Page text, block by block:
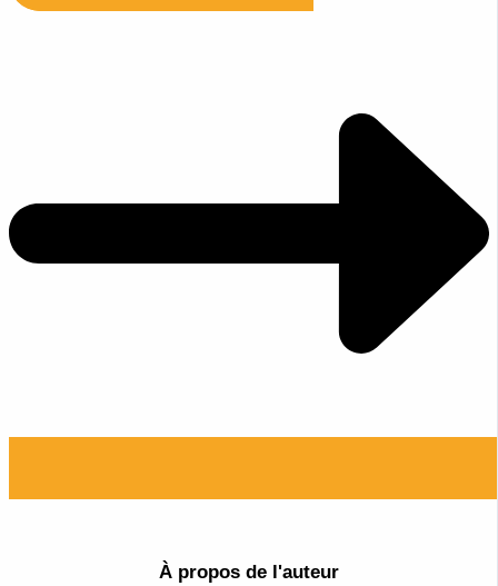
À propos de l'auteur